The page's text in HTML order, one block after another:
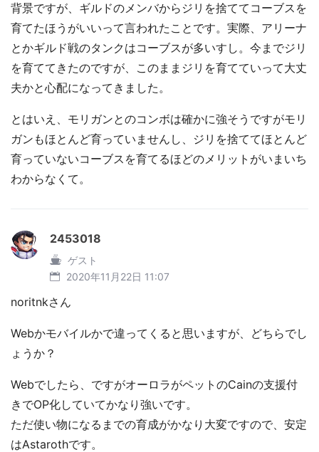
背景ですが、ギルドのメンバからジリを捨ててコーブスを
育てたほうがいいって言われたことです。実際、アリーナ
とかギルド戦のタンクはコーブスが多いすし。今までジリ
を育ててきたのですが、このままジリを育てていって大丈
夫かと心配になってきました。
とはいえ、モリガンとのコンボは確かに強そうですがモリ
ガンもほとんど育っていませんし、ジリを捨ててほとんど
育っていないコーブスを育てるほどのメリットがいまいち
わからなくて。
2453018
ゲスト
2020年11月22日 11:07
noritnkさん
Webかモバイルかで違ってくると思いますが、どちらでし
ょうか？
Webでしたら、ですがオーロラがペットのCainの支援付
きでOP化していてかなり強いです。
ただ使い物になるまでの育成がかなり大変ですので、安定
はAstarothです。